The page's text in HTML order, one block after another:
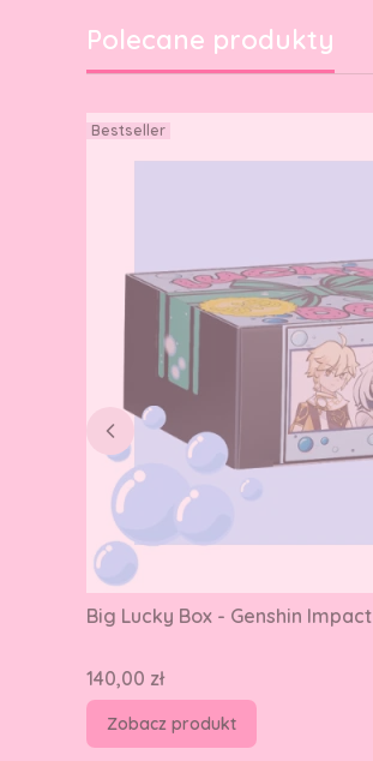
Polecane produkty
Bestseller
Big Lucky Box - Genshin Impact
Cena
140,00 zł
Zobacz produkt